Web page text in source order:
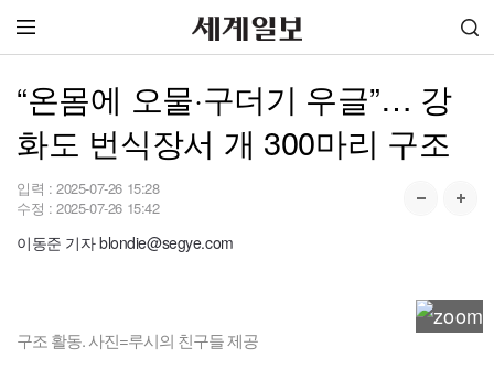
“온몸에 오물·구더기 우글”… 강
화도 번식장서 개 300마리 구조
입력 : 2025-07-26 15:28
수정 : 2025-07-26 15:42
이동준 기자 blondie@segye.com
구조 활동. 사진=루시의 친구들 제공